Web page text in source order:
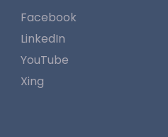
Facebook
LinkedIn
YouTube
Xing